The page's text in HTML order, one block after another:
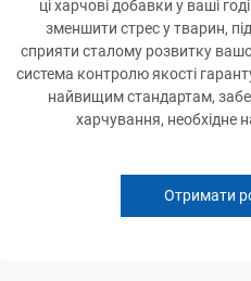
ці харчові добавки у ваші
зменшити стрес у тварин,
сприяти сталому розвитку
система контролю якості
найвищим стандартам,
харчування, необхідне
Отримати